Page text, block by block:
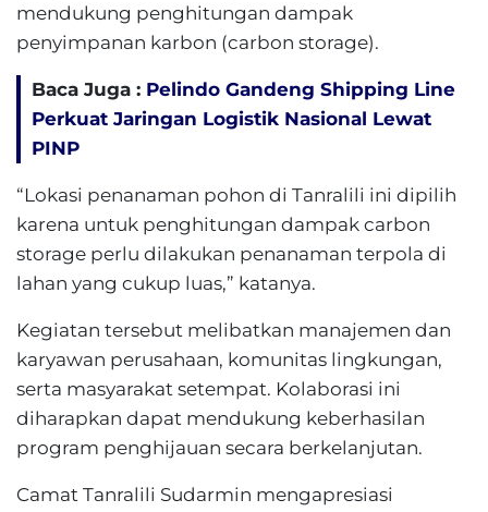
mendukung penghitungan dampak
penyimpanan karbon (carbon storage).
Baca Juga : Pelindo Gandeng Shipping Line
Perkuat Jaringan Logistik Nasional Lewat
PINP
“Lokasi penanaman pohon di Tanralili ini dipilih
karena untuk penghitungan dampak carbon
storage perlu dilakukan penanaman terpola di
lahan yang cukup luas,” katanya.
Kegiatan tersebut melibatkan manajemen dan
karyawan perusahaan, komunitas lingkungan,
serta masyarakat setempat. Kolaborasi ini
diharapkan dapat mendukung keberhasilan
program penghijauan secara berkelanjutan.
Camat Tanralili Sudarmin mengapresiasi